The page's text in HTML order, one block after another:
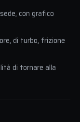
con grafico
di turbo, frizione
di tornare alla